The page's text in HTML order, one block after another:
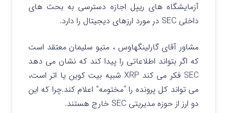
آزمایشگاه های ریپل اجازه دسترسی به بحث های
داخلی SEC در مورد ارزهای دیجیتال را دارد.
مشاور آقای گارلینگهاوس ، متیو سلیمان معتقد است
که اگر بتواند اطلاعاتی را پیدا کند که نشان می دهد
SEC فکر می کند XRP شبیه بیت کوین یا اتر است،
می تواند کل پرونده را “مختومه” اعلام کند.چرا که این
دو ارز از حوزه مدیریتی SEC خارج هستند.